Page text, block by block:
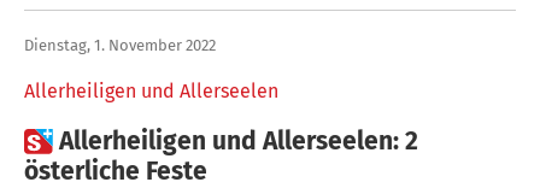
Allerheiligen und Allerseelen
Dienstag, 1. November 2022
Allerheiligen und Allerseelen: 2
österliche Feste